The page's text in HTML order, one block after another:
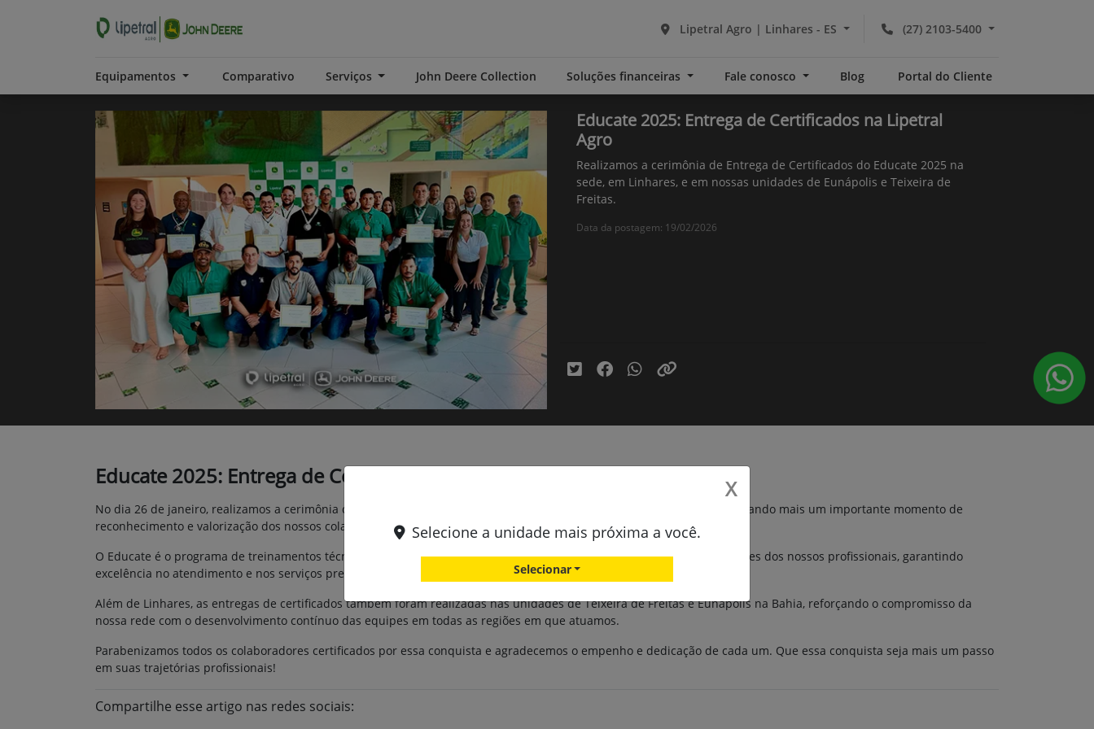
(27) 2103-5400
Lipetral Agro | Linhares - ES
Equipamentos Comparativo Serviços John Deere Collection Soluções financeiras Fale conosco Blog Portal do Cliente
Educate 2025: Entrega de Certificados na Lipetral
Agro
Realizamos a cerimônia de Entrega de Certificados do Educate 2025 na
sede, em Linhares, e em nossas unidades de Eunápolis e Teixeira de
Freitas.
Data da postagem: 19/02/2026
Educate 2025: Entrega de Certificados na Lipetral Agro
No dia 26 de janeiro, realizamos a cerimônia de Entrega de Certificados Educate 2025 na nossa sede em Linhares, marcando mais um importante momento de
reconhecimento e valorização dos nossos colaboradores.
O Educate é o programa de treinamentos técnicos da John Deere, desenvolvido para capacitar e aprimorar as habilidades dos nossos profissionais, garantindo
excelência no atendimento e nos serviços prestados aos nossos clientes.
Além de Linhares, as entregas de certificados também foram realizadas nas unidades de Teixeira de Freitas e Eunápolis na Bahia, reforçando o compromisso da
nossa rede com o desenvolvimento contínuo das equipes em todas as regiões em que atuamos.
Parabenizamos todos os colaboradores certificados por essa conquista e agradecemos o empenho e dedicação de cada um. Que essa conquista seja mais um passo
em suas trajetórias profissionais!
Compartilhe esse artigo nas redes sociais:
X
Selecione a unidade mais próxima a você.
Selecionar